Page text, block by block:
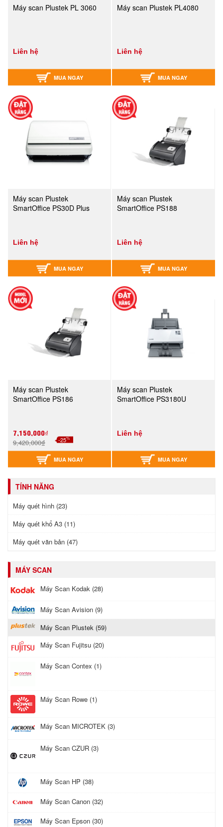
Máy scan Plustek PL 3060
Liên hệ
MUA NGAY
Máy scan Plustek PL4080
Liên hệ
MUA NGAY
Máy scan Plustek
SmartOffice PS30D Plus
Liên hệ
MUA NGAY
Máy scan Plustek
SmartOffice PS188
Liên hệ
MUA NGAY
Máy scan Plustek
SmartOffice PS186
7,150,000₫
9,420,000₫ -25%
MUA NGAY
Máy scan Plustek
SmartOffice PS3180U
Liên hệ
MUA NGAY
TÍNH NĂNG
Máy quét hình (23)
Máy quét khổ A3 (11)
Máy quét văn bản (47)
MÁY SCAN
Máy Scan Kodak (28)
Máy Scan Avision (9)
Máy Scan Plustek (59)
Máy Scan Fujitsu (20)
Máy Scan Contex (1)
Máy Scan Rowe (1)
Máy Scan MICROTEK (3)
Máy Scan CZUR (3)
Máy Scan HP (38)
Máy Scan Canon (32)
Máy Scan Epson (30)